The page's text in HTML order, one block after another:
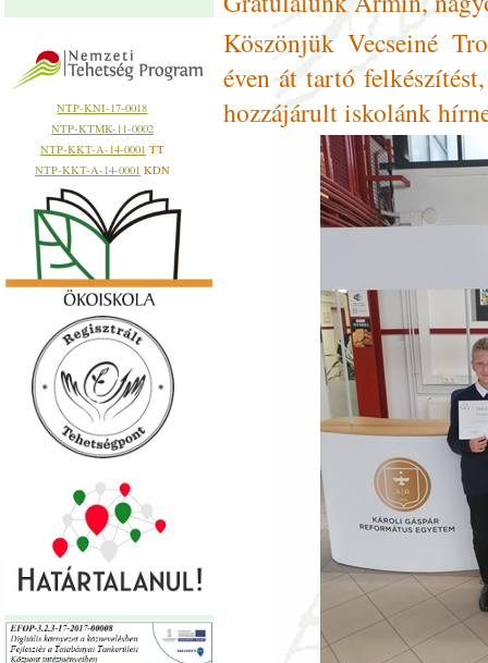
NTP-KNI-17-0018
NTP-KTMK-11-0002
NTP-KKT-A-14-0001 TT
NTP-KKT-A-14-0001 KDN
Köszönjük Vecseiné
éven át tartó
hozzájárult iskolánk